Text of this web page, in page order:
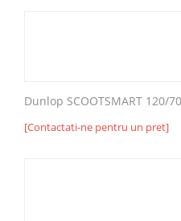
Dunlop SCOOTSMART 120/
[Contactati-ne pentru un pret]